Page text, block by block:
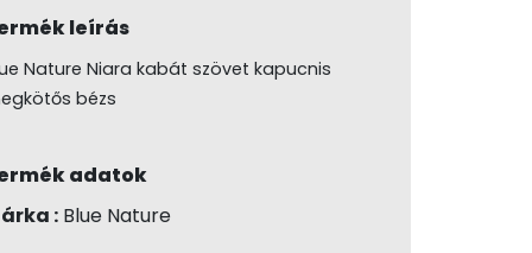
leírás
Nature Niara kabát szövet kapucnis
bézs
adatok
:Blue Nature